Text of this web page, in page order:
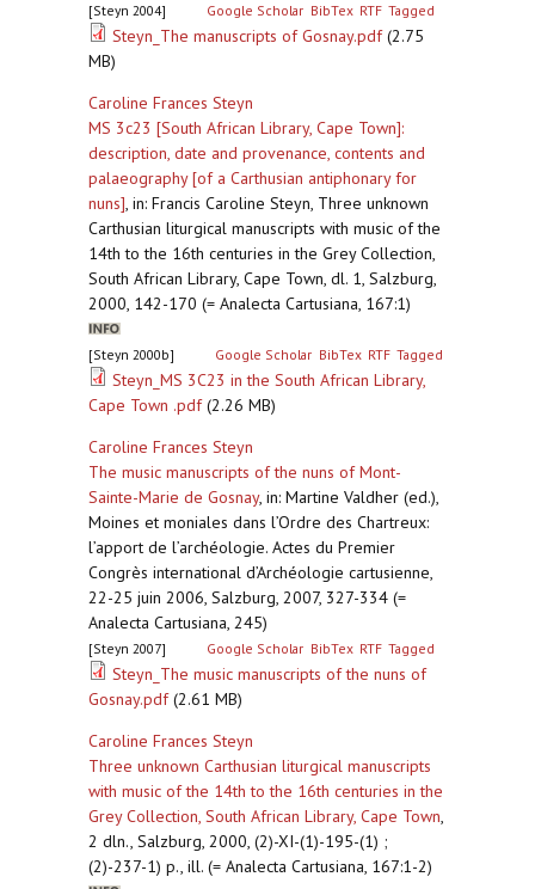
[Steyn 2004] Google Scholar BibTex RTF Tagged
Steyn_The manuscripts of Gosnay.pdf(2.75
MB)
Caroline Frances Steyn
MS 3c23 [South African Library, Cape Town]:
description, date and provenance, contents and
palaeography [of a Carthusian antiphonary for
nuns], in: Francis Caroline Steyn, Three unknown
Carthusian liturgical manuscripts with music of the
14th to the 16th centuries in the Grey Collection,
South African Library, Cape Town, dl. 1, Salzburg,
2000, 142-170 (= Analecta Cartusiana, 167:1)
[Steyn 2000b] Google Scholar BibTex RTF Tagged
Steyn_MS 3C23 in the South African Library,
Cape Town .pdf(2.26 MB)
Caroline Frances Steyn
The music manuscripts of the nuns of Mont-
Sainte-Marie de Gosnay, in: Martine Valdher (ed.),
Moines et moniales dans l’Ordre des Chartreux:
l’apport de l’archéologie. Actes du Premier
Congrès international d’Archéologie cartusienne,
22-25 juin 2006, Salzburg, 2007, 327-334 (=
Analecta Cartusiana, 245)
[Steyn 2007] Google Scholar BibTex RTF Tagged
Steyn_The music manuscripts of the nuns of
Gosnay.pdf(2.61 MB)
Caroline Frances Steyn
Three unknown Carthusian liturgical manuscripts
with music of the 14th to the 16th centuries in the
Grey Collection, South African Library, Cape Town,
2 dln., Salzburg, 2000, (2)-XI-(1)-195-(1) ;
(2)-237-1) p., ill. (= Analecta Cartusiana, 167:1-2)